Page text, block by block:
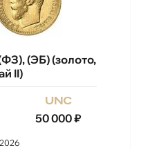
(ЭБ) (золото,
II)
unc
50 000₽